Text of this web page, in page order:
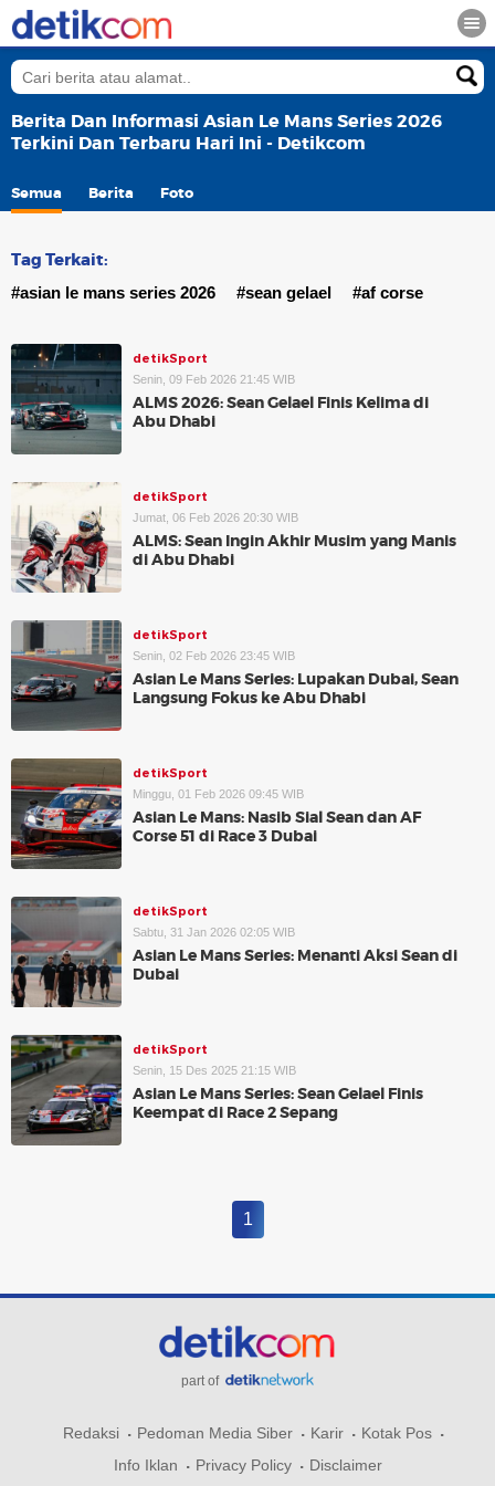
Berita Dan Informasi Asian Le Mans Series 2026
Terkini Dan Terbaru Hari Ini - Detikcom
Semua Berita Foto
Tag Terkait:
#asian le mans series 2026 #sean gelael #af corse
detikSport
Senin, 09 Feb 2026 21:45 WIB
ALMS 2026: Sean Gelael Finis Kelima di
Abu Dhabi
detikSport
Jumat, 06 Feb 2026 20:30 WIB
ALMS: Sean Ingin Akhir Musim yang Manis
di Abu Dhabi
detikSport
Senin, 02 Feb 2026 23:45 WIB
Asian Le Mans Series: Lupakan Dubai, Sean
Langsung Fokus ke Abu Dhabi
detikSport
Minggu, 01 Feb 2026 09:45 WIB
Asian Le Mans: Nasib Sial Sean dan AF
Corse 51 di Race 3 Dubai
detikSport
Sabtu, 31 Jan 2026 02:05 WIB
Asian Le Mans Series: Menanti Aksi Sean di
Dubai
detikSport
Senin, 15 Des 2025 21:15 WIB
Asian Le Mans Series: Sean Gelael Finis
Keempat di Race 2 Sepang
1
part of
Redaksi Pedoman Media Siber Karir
Kotak Pos
Info Iklan
Privacy Policy Disclaimer